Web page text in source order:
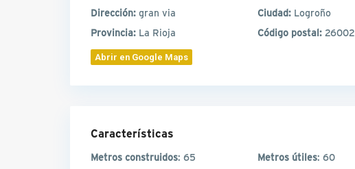
Dirección: gran via Ciudad: Logroño
Provincia: La Rioja Código postal: 26002
Abrir en Google Maps
Características
Metros construidos: 65 Metros útiles: 60